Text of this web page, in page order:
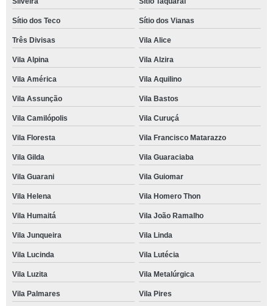
Sítio dos Teco Sítio dos Vianas
Três Divisas Vila Alice
Vila Alpina Vila Alzira
Vila América Vila Aquilino
Vila Assunção Vila Bastos
Vila Camilópolis Vila Curuçá
Vila Floresta Vila Francisco Matarazzo
Vila Gilda Vila Guaraciaba
Vila Guarani Vila Guiomar
Vila Helena Vila Homero Thon
Vila Humaitá Vila João Ramalho
Vila Junqueira Vila Linda
Vila Lucinda Vila Lutécia
Vila Luzita Vila Metalúrgica
Vila Palmares Vila Pires